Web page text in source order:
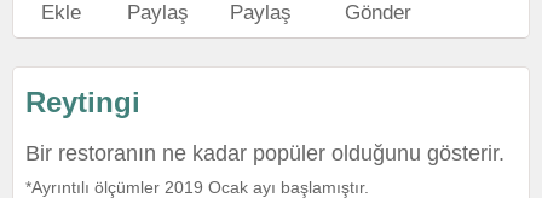
Ekle
Paylaş
Paylaş
Gönder
Reytingi
Bir restoranın ne kadar popüler olduğunu gösterir.
*Ayrıntılı ölçümler 2019 Ocak ayı başlamıştır.